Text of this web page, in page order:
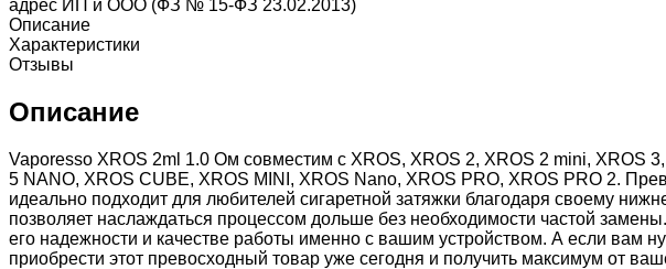
адрес ИП и ООО (ФЗ № 15-ФЗ 23.02.2013)
Описание
Характеристики
Отзывы
Описание
Vaporesso XROS 2ml 1.0 Ом совместим с XROS, XROS 2, XROS 2 mini, XROS
5 NANO, XROS CUBE, XROS MINI, XROS Nano, XROS PRO, XROS PRO 2.
идеально подходит для любителей сигаретной затяжки благодаря своему
позволяет наслаждаться процессом дольше без необходимости частой
его надежности и качестве работы именно с вашим устройством. А если вам
приобрести этот превосходный товар уже сегодня и получить максимум от